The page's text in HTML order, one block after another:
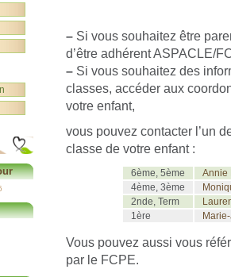
– Si vous souhaitez être
d’être adhérent ASPACLE/
– Si vous souhaitez des
classes, accéder aux
votre enfant,
vous pouvez contacter l’un
classe de votre enfant :
6ème, 5ème
Annie
4ème, 3ème
2nde, Term
1ère
Vous pouvez aussi vous
par le FCPE.